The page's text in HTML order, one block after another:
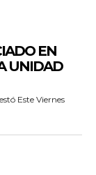
EN
UNIDAD
Este Viernes